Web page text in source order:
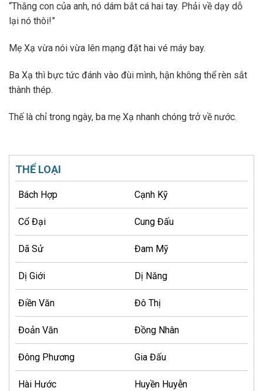
“Thằng con của anh, nó dám bắt cá hai tay. Phải về dạy dỗ
lại nó thôi!”
Mẹ Xạ vừa nói vừa lên mạng đặt hai vé máy bay.
Ba Xạ thì bực tức đánh vào đùi mình, hận không thể rèn sắt
thành thép.
Thế là chỉ trong ngày, ba mẹ Xạ nhanh chóng trở về nước.
THỂ LOẠI
Bách Hợp Cạnh Kỹ
Cổ Đại Cung Đấu
Dã Sử Đam Mỹ
Dị Giới Dị Năng
Điền Văn Đô Thị
Đoản Văn Đồng Nhân
Đông Phương Gia Đấu
Hài Hước Huyền Huyễn